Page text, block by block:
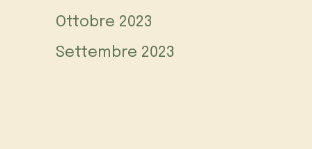
Ottobre 2023
Settembre 2023